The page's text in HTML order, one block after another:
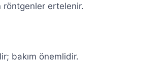
röntgenler ertelenir.
bakım önemlidir.